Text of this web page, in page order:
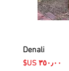
Denali
السعر